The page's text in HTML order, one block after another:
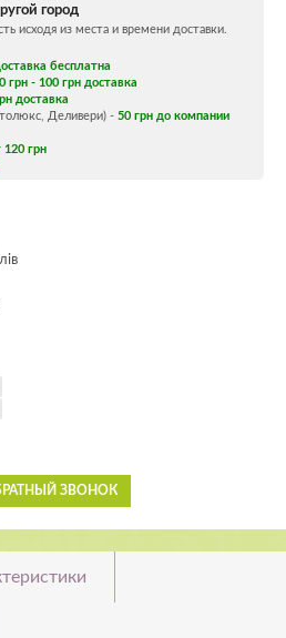
город
исходя из места и времени доставки.
бесплатна
грн - 100 грн доставка
доставка
Деливери) - 50 грн до компании
120 грн
ЗВОНОК